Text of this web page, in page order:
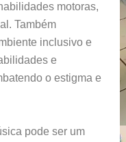
motoras,
Também
inclusivo e
e
o estigma e
pode ser um